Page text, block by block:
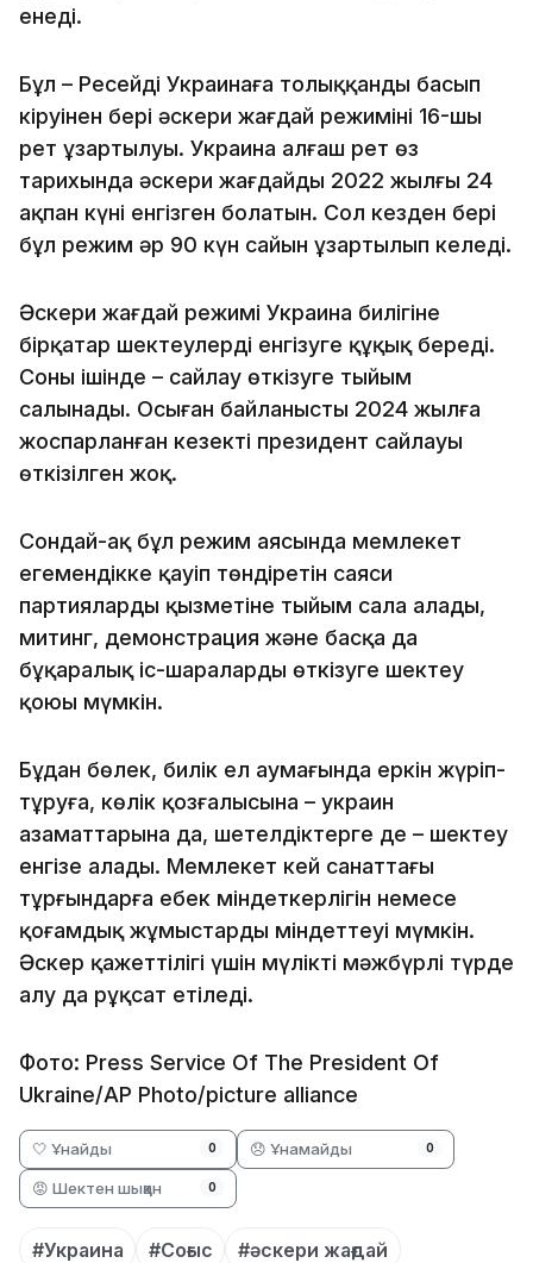
енеді.
Бұл – Ресейдің Украинаға толыққанды басып
кіруінен бері әскери жағдай режимінің 16-шы
рет ұзартылуы. Украина алғаш рет өз
тарихында әскери жағдайды 2022 жылғы 24
ақпан күні енгізген болатын. Сол кезден бері
бұл режим әр 90 күн сайын ұзартылып келеді.
Әскери жағдай режимі Украина билігіне
бірқатар шектеулерді енгізуге құқық береді.
Соның ішінде – сайлау өткізуге тыйым
салынады. Осыған байланысты 2024 жылға
жоспарланған кезекті президент сайлауы
өткізілген жоқ.
Сондай-ақ бұл режим аясында мемлекет
егемендікке қауіп төндіретін саяси
партиялардың қызметіне тыйым сала алады,
митинг, демонстрация және басқа да
бұқаралық іс-шараларды өткізуге шектеу
қоюы мүмкін.
Бұдан бөлек, билік ел аумағында еркін жүріп-
тұруға, көлік қозғалысына – украин
азаматтарына да, шетелдіктерге де – шектеу
енгізе алады. Мемлекет кей санаттағы
тұрғындарға еңбек міндеткерлігін немесе
қоғамдық жұмыстарды міндеттеуі мүмкін.
Әскер қажеттілігі үшін мүлікті мәжбүрлі түрде
алу да рұқсат етіледі.
Фото: Press Service Of The President Of
Ukraine/AP Photo/picture alliance
🤍 Ұнайды 0 😞 Ұнамайды 0
😡 Шектен шыққан 0
#Украина #Соғыс
#әскери жағдай